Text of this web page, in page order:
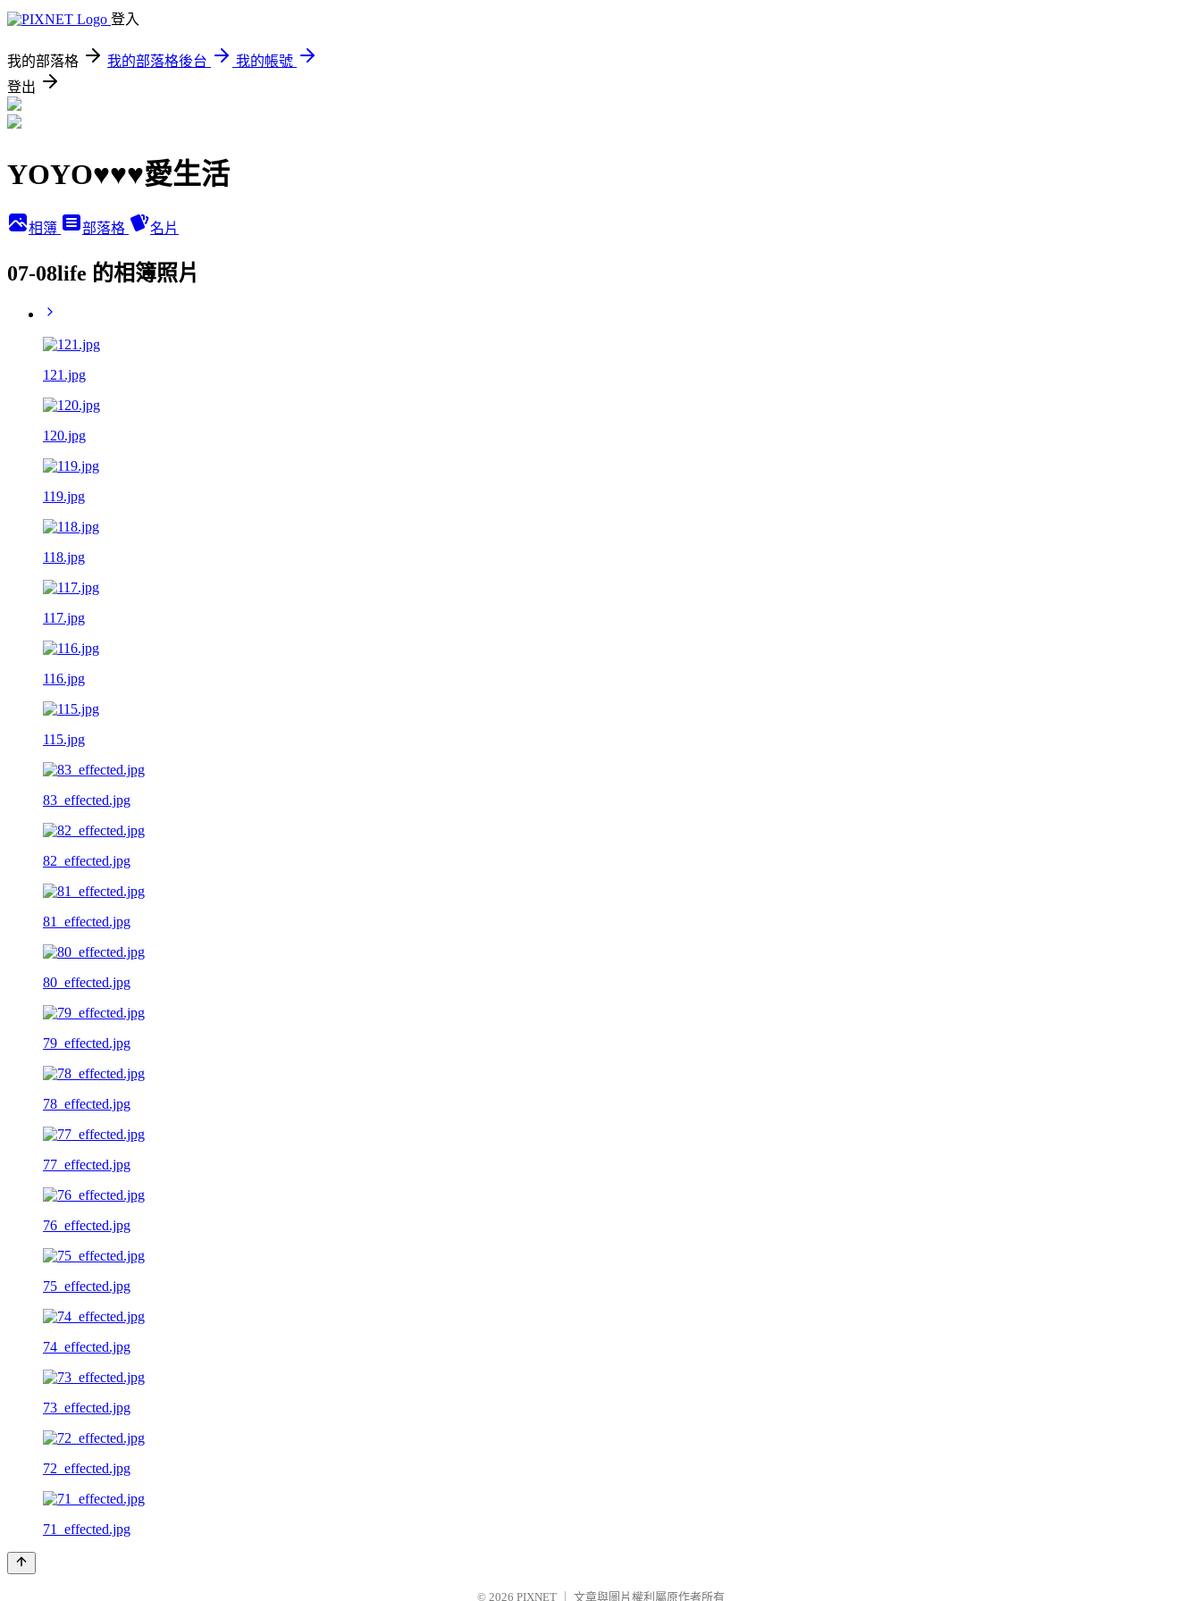
登入
我的部落格 我的部落格後台
我的帳號
登出
YOYO♥♥♥愛生活
相簿 部落格 名片
07-08life 的相簿照片
121.jpg
120.jpg
119.jpg
118.jpg
117.jpg
116.jpg
115.jpg
83_effected.jpg
82_effected.jpg
81_effected.jpg
80_effected.jpg
79_effected.jpg
78_effected.jpg
77_effected.jpg
76_effected.jpg
75_effected.jpg
74_effected.jpg
73_effected.jpg
72_effected.jpg
71_effected.jpg
© 2026 PIXNET 文章與圖片權利屬原作者所有